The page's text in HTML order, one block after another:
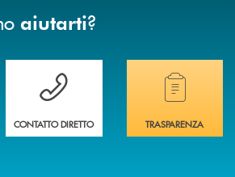
aiutarti?
delle filiali della banca.
Hai bisogno di assistenza immediata?
CONTATTO DIRETTO
Hai bisogno di
TRASPARENZA